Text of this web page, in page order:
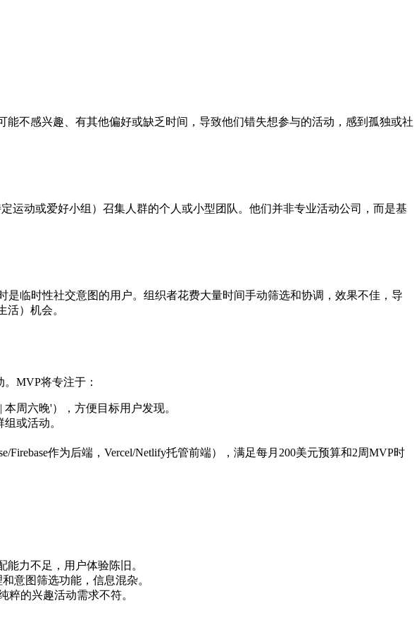
不感兴趣、有其他偏好或缺乏时间，导致他们错失想参与的活动，感到孤独或社
运动或爱好小组）召集人群的个人或小型团队。他们并非专业活动公司，而是基
是临时性社交意图的用户。组织者花费大量时间手动筛选和协调，效果不佳，导
）机会。
MVP将专注于：
周六晚'），方便目标用户发现。
或活动。
Firebase作为后端，Vercel/Netlify托管前端），满足每月200美元预算和2周MVP时
力不足，用户体验陈旧。
意图筛选功能，信息混杂。
粹的兴趣活动需求不符。